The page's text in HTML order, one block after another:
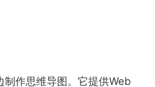
作思维导图。它提供Web